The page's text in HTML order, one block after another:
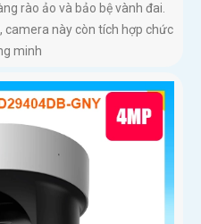
rào ảo và bảo bệ vành đai.
này còn tích hợp chức
minh